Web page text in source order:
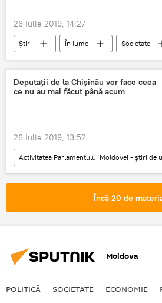
26 Iulie 2019, 14:27
Știri În lume
Societate
fată dispărută
ucisa
Deputații de la Chișinău vor face ceea
ce nu au mai făcut până acum
26 Iulie 2019, 13:52
Activitatea Parlamentului Moldovei - știri de
Știri
Republica Moldova
Deputați
Încă 20 de
Moldova
POLITICĂ SOCIETATE ECONOMIE